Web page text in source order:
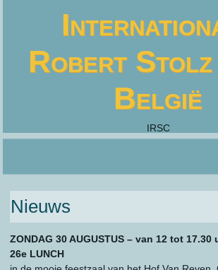
Robert
België
IRSC
Nieuws
ZONDAG 30 AUGUSTUS – van 12 tot 17.30
26e LUNCH